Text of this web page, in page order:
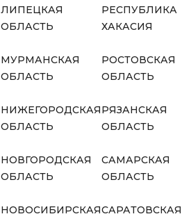
ЛИПЕЦКАЯ
ОБЛАСТЬ
МУРМАНСКАЯ
ОБЛАСТЬ
НИЖЕГОРОДСКАЯ
ОБЛАСТЬ
НОВГОРОДСКАЯ
ОБЛАСТЬ
НОВОСИБИРСКАЯ
РЕСПУБЛИКА
ХАКАСИЯ
РОСТОВСКАЯ
ОБЛАСТЬ
РЯЗАНСКАЯ
ОБЛАСТЬ
САМАРСКАЯ
ОБЛАСТЬ
САРАТОВСКАЯ